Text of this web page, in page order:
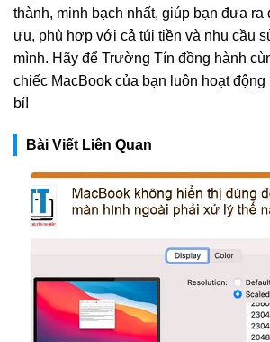
thành, minh bạch nhất, giúp bạn đưa ra
ưu, phù hợp với cả túi tiền và nhu cầu
mình. Hãy để Trường Tín đồng hành
chiếc MacBook của bạn luôn hoạt
bỉ!
Bài Viết Liên Quan